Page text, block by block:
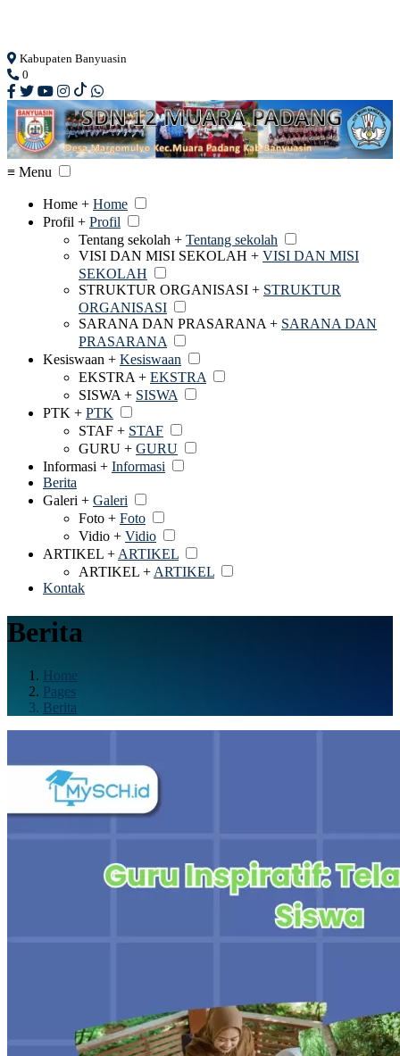
Kabupaten Banyuasin
0
≡ Menu
Home + Home
Profil + Profil
Tentang sekolah + Tentang sekolah
VISI DAN MISI SEKOLAH + VISI DAN MISI
SEKOLAH
STRUKTUR ORGANISASI + STRUKTUR
ORGANISASI
SARANA DAN PRASARANA + SARANA DAN
PRASARANA
Kesiswaan + Kesiswaan
EKSTRA + EKSTRA
SISWA + SISWA
PTK + PTK
STAF + STAF
GURU + GURU
Informasi + Informasi
Berita
Galeri + Galeri
Foto + Foto
Vidio + Vidio
ARTIKEL +ARTIKEL
ARTIKEL +ARTIKEL
Kontak
Berita
Home
Pages
Berita